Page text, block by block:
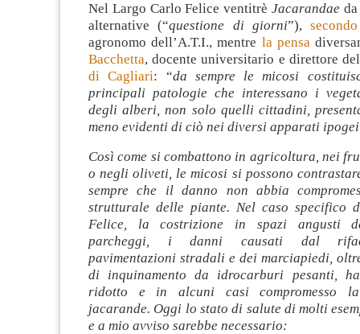
Nel Largo Carlo Felice ventitrè Jacarandae
alternative (“questione di giorni”),
agronomo dell’A.T.I., mentre la pensa
Bacchetta, docente universitario e direttore
di Cagliari: “da sempre le micosi
principali patologie che interessano i
degli alberi, non solo quelli cittadini,
meno evidenti di ciò nei diversi apparati
Così come si combattono in agricoltura, nei
o negli oliveti, le micosi si possono
sempre che il danno non abbia
strutturale delle piante. Nel caso specifico
Felice, la costrizione in spazi angusti
parcheggi, i danni causati dal
pavimentazioni stradali e dei marciapiedi,
di inquinamento da idrocarburi pesanti,
ridotto e in alcuni casi compromesso
jacarande. Oggi lo stato di salute di molti
e a mio avviso sarebbe necessario: